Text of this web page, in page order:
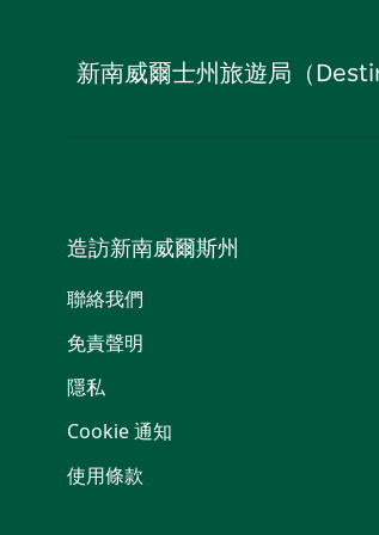
新南威爾士州旅遊局（
造訪新南威爾斯州
聯絡我們
免責聲明
隱私
Cookie 通知
使用條款